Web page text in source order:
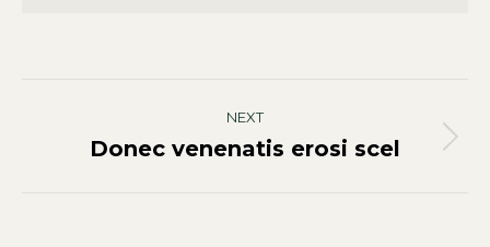
navigation
NEXT
Next
Donec venenatis erosi scel